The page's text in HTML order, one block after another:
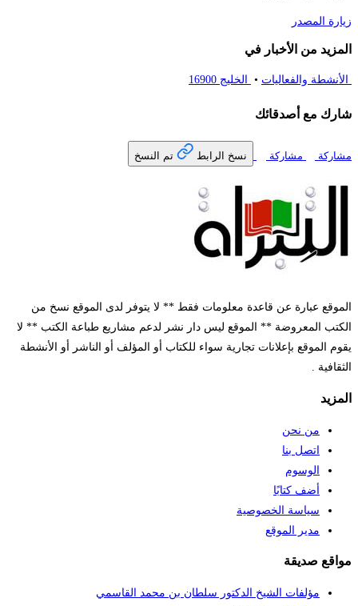
المصدر
من الأخبار في
والفعاليات • الخليج 16900
مع أصدقائك
مشاركة نسخ الرابط تم النسخ
عبارة عن قاعدة معلومات فقط ** لا يتوفر لدى الموقع نسخ من
المعروضة ** الموقع ليس دار نشر لدعم مشاريع طباعة الكتب ** لا
الموقع بإعلانات تجارية سواء للكتاب أو المؤلف أو الناشر أو الأنشطة
.
من نحن
اتصل بنا
الوسوم
أضف كتابًا
سياسة الخصوصية
مدير الموقع
صديقة
مؤلفات الشيخ الدكتور سلطان بن محمد القاسمي